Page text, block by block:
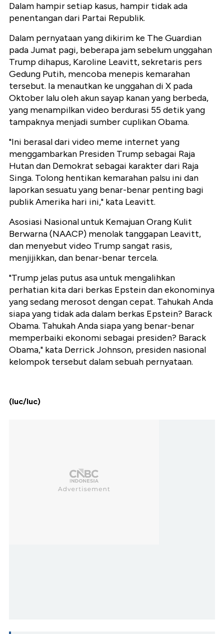
Dalam hampir setiap kasus, hampir tidak ada
penentangan dari Partai Republik.
Dalam pernyataan yang dikirim ke The Guardian
pada Jumat pagi, beberapa jam sebelum unggahan
Trump dihapus, Karoline Leavitt, sekretaris pers
Gedung Putih, mencoba menepis kemarahan
tersebut. Ia menautkan ke unggahan di X pada
Oktober lalu oleh akun sayap kanan yang berbeda,
yang menampilkan video berdurasi 55 detik yang
tampaknya menjadi sumber cuplikan Obama.
"Ini berasal dari video meme internet yang
menggambarkan Presiden Trump sebagai Raja
Hutan dan Demokrat sebagai karakter dari Raja
Singa. Tolong hentikan kemarahan palsu ini dan
laporkan sesuatu yang benar-benar penting bagi
publik Amerika hari ini," kata Leavitt.
Asosiasi Nasional untuk Kemajuan Orang Kulit
Berwarna (NAACP) menolak tanggapan Leavitt,
dan menyebut video Trump sangat rasis,
menjijikkan, dan benar-benar tercela.
"Trump jelas putus asa untuk mengalihkan
perhatian kita dari berkas Epstein dan ekonominya
yang sedang merosot dengan cepat. Tahukah Anda
siapa yang tidak ada dalam berkas Epstein? Barack
Obama. Tahukah Anda siapa yang benar-benar
memperbaiki ekonomi sebagai presiden? Barack
Obama," kata Derrick Johnson, presiden nasional
kelompok tersebut dalam sebuah pernyataan.
(luc/luc)